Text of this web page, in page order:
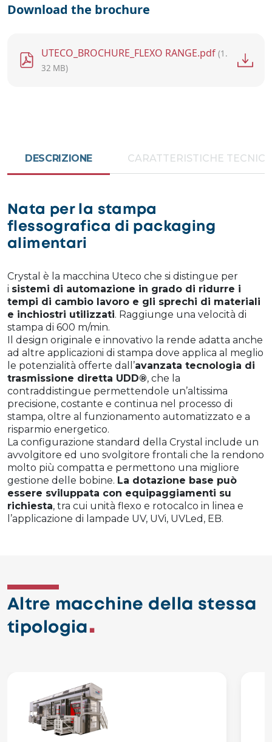
Download the brochure
UTECO_BROCHURE_FLEXO RANGE.pdf (1.
32 MB)
DESCRIZIONE CARATTERISTICHE
Nata per la stampa
flessografica di packaging
alimentari
Crystal è la macchina Uteco che si distingue per
i sistemi di automazione in grado di ridurre i
tempi di cambio lavoro e gli sprechi di materiali
e inchiostri utilizzati. Raggiunge una velocità di
stampa di 600 m/min.
Il design originale e innovativo la rende adatta anche
ad altre applicazioni di stampa dove applica al meglio
le potenzialità offerte dall’avanzata tecnologia di
trasmissione diretta UDD®, che la
contraddistingue permettendole un’altissima
precisione, costante e continua nel processo di
stampa, oltre al funzionamento automatizzato e a
risparmio energetico.
La configurazione standard della Crystal include un
avvolgitore ed uno svolgitore frontali che la rendono
molto più compatta e permettono una migliore
gestione delle bobine. La dotazione base può
essere sviluppata con equipaggiamenti su
richiesta, tra cui unità flexo e rotocalco in linea e
l’applicazione di lampade UV, UVi, UVLed, EB.
Altre macchine della stessa
tipologia